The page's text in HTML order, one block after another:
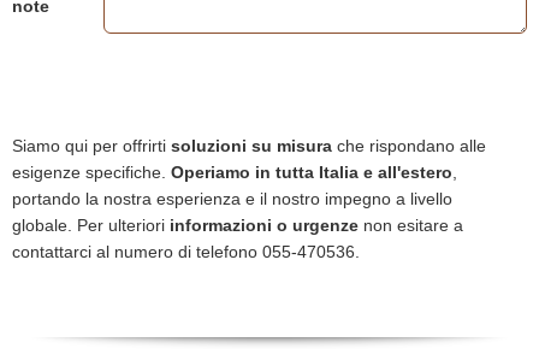
note
Siamo qui per offrirti soluzioni su misura che rispondano alle
esigenze specifiche. Operiamo in tutta Italia e all'estero,
portando la nostra esperienza e il nostro impegno a livello
globale. Per ulteriori informazioni o urgenze non esitare a
contattarci al numero di telefono 055-470536.